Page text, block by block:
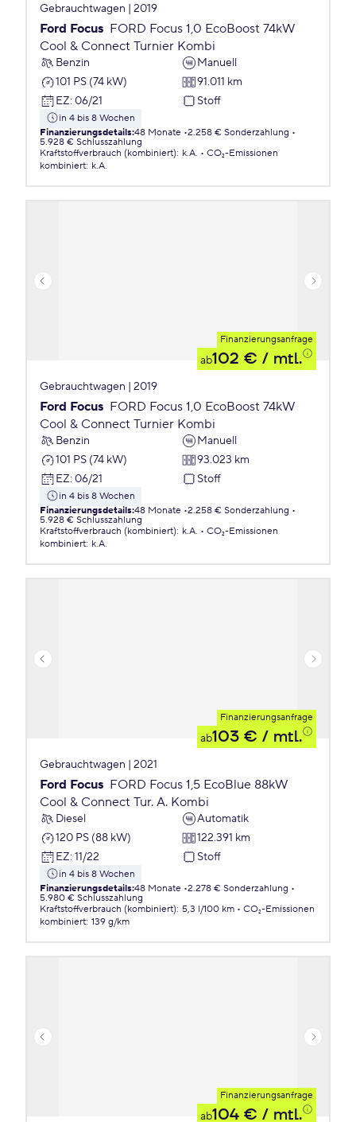
Gebrauchtwagen | 2019
Ford Focus FORD Focus 1,0 EcoBoost 74kW
Cool & Connect Turnier Kombi
Benzin
Manuell
101 PS (74 kW)
91.011 km
EZ: 06/21 Stoff
in 4 bis 8 Wochen
Finanzierungsdetails:48 Monate 2.258 € Sonderzahlung
5.928 € Schlusszahlung
Kraftstoffverbrauch (kombiniert): k.A.
CO₂-Emissionen
kombiniert: k.A.
Finanzierungsanfrage
ab102 € / mtl.
Gebrauchtwagen | 2019
Ford Focus FORD Focus 1,0 EcoBoost 74kW
Cool & Connect Turnier Kombi
Benzin
Manuell
101 PS (74 kW)
93.023 km
EZ: 06/21 Stoff
in 4 bis 8 Wochen
Finanzierungsdetails:48 Monate 2.258 € Sonderzahlung
5.928 € Schlusszahlung
Kraftstoffverbrauch (kombiniert): k.A.
CO₂-Emissionen
kombiniert: k.A.
Finanzierungsanfrage
ab103 € / mtl.
Gebrauchtwagen | 2021
Ford Focus FORD Focus 1,5 EcoBlue 88kW
Cool & Connect Tur. A. Kombi
Diesel
Automatik
120 PS (88 kW)
122.391 km
EZ: 11/22 Stoff
in 4 bis 8 Wochen
Finanzierungsdetails:48 Monate 2.278 € Sonderzahlung
5.980 € Schlusszahlung
Kraftstoffverbrauch (kombiniert): 5,3 l/100 km
CO₂-Emissionen
kombiniert: 139 g/km
Finanzierungsanfrage
ab104 € / mtl.